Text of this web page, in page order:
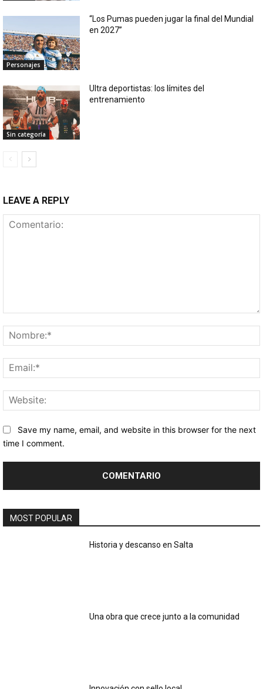
Personajes
“Los Pumas pueden jugar la final del Mundial
en 2027”
Sin categoría
Ultra deportistas: los límites del
entrenamiento
LEAVE A REPLY
Save my name, email, and website in this browser for the next
time I comment.
MOST POPULAR
Historia y descanso en Salta
Una obra que crece junto a la comunidad